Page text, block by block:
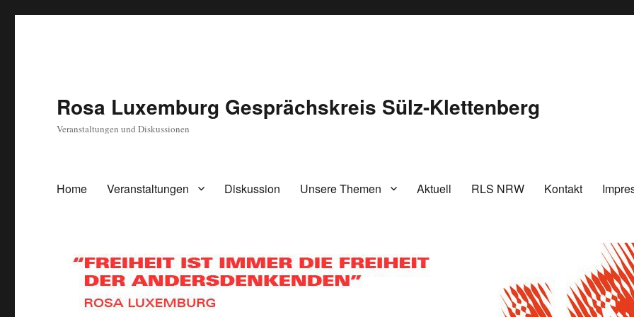
Rosa Luxemburg Gesprächskreis Sülz-Klettenberg
Veranstaltungen und Diskussionen
Home Veranstaltungen Diskussion Unsere Themen Aktuell RLS NRW Kontakt